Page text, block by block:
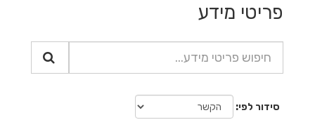
פריטי מידע
סידור לפי